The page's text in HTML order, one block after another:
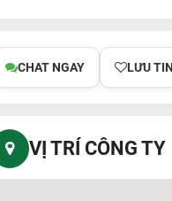
CHAT NGAY LƯU TIN
VỊ TRÍ CÔNG TY